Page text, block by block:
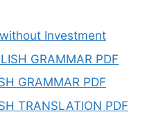
Investment
GRAMMAR PDF
GRAMMAR PDF
TRANSLATION PDF